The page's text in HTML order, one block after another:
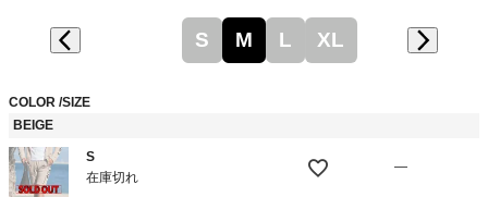
S M L XL
COLOR SIZE
BEIGE
S
在庫切れ
—